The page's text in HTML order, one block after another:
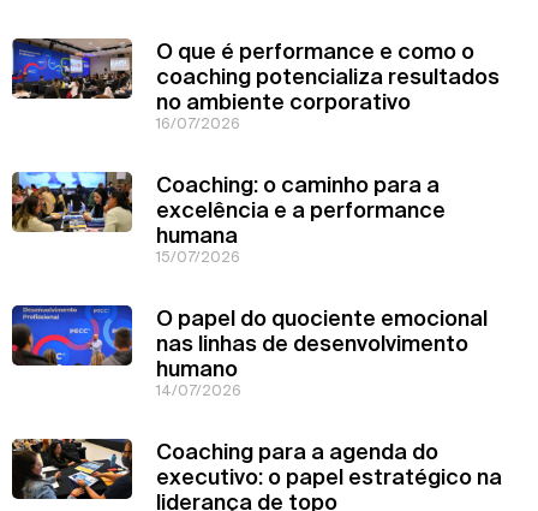
O que é performance e como o
coaching potencializa resultados
no ambiente corporativo
16/07/2026
Coaching: o caminho para a
excelência e a performance
humana
15/07/2026
O papel do quociente emocional
nas linhas de desenvolvimento
humano
14/07/2026
Coaching para a agenda do
executivo: o papel estratégico na
liderança de topo